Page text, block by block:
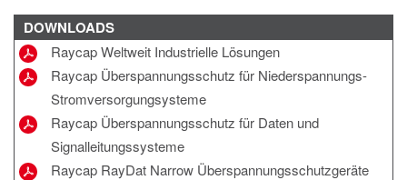
DOWNLOADS
Raycap Weltweit Industrielle Lösungen
Raycap Überspannungsschutz für Niederspannungs-
Stromversorgungsysteme
Raycap Überspannungsschutz für Daten und
Signalleitungssysteme
Raycap RayDat Narrow Überspannungsschutzgeräte